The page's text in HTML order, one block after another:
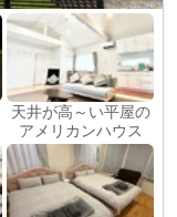
天井が高～い平屋の
アメリカンハウス